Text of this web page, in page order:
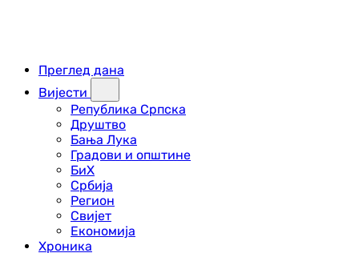
Преглед дана
Вијести
Република Српска
Друштво
Бања Лука
Градови и општине
БиХ
Србија
Регион
Свијет
Економија
Хроника